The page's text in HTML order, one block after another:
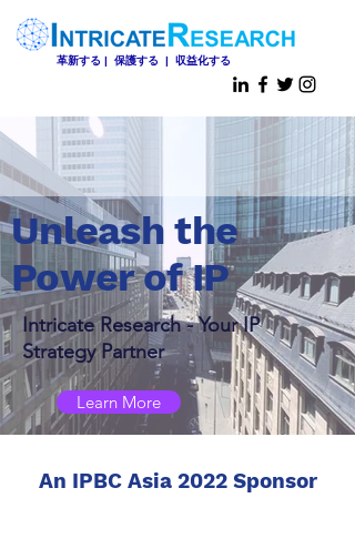
革新する | 保護する | 収益化する
Unleash the
Power of IP
Intricate Research - Your IP
Strategy Partner
Learn More
An IPBC Asia 2022 Sponsor